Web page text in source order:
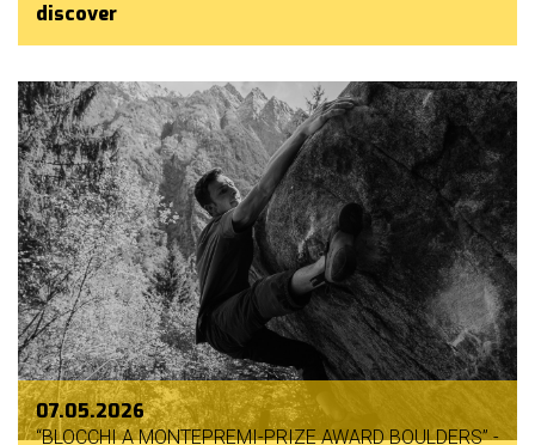
discover
07.05.2026
“BLOCCHI A MONTEPREMI-PRIZE AWARD BOULDERS” -